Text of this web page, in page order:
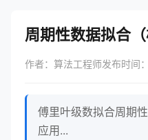
周期性数据拟合（
作者：算法工程师发布时间
傅里叶级数拟合周期
应用...